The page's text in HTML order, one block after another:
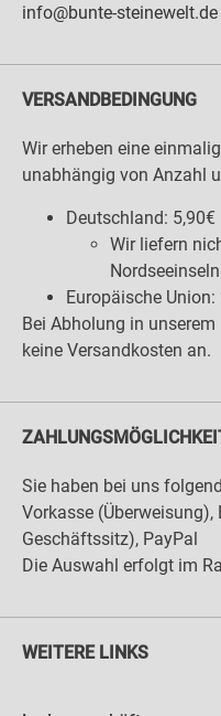
info@bunte-steinewelt.de
VERSANDBEDINGUNG
Wir erheben eine
unabhängig von Anzahl
Deutschland: 5,90€
Wir liefern
Europäische Union:
Bei Abholung in
keine Versandkosten an.
Sie haben bei uns
Vorkasse
Geschäftssitz), PayPal
Die Auswahl erfolgt im
WEITERE LINKS